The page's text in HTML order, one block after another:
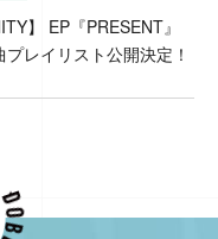
】 EP『PRESENT』
レイリスト公開決定！